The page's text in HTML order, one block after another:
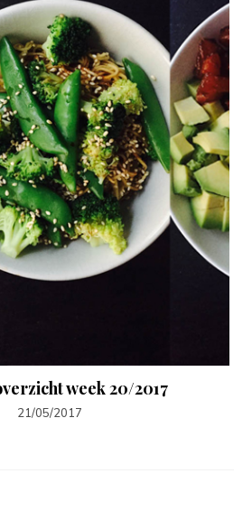
week 20/2017
21/05/2017